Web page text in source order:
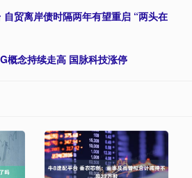
自贸离岸债时隔两年有望重启 “两头在
概念持续走高 国脉科技涨停